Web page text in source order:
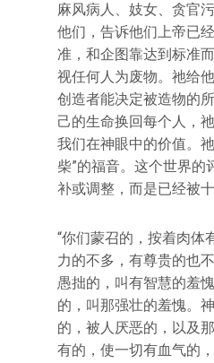
麻风病人、妓女、贪官
他们，告诉他们上帝已
准，和企图靠达到标准
视任何人为废物。祂给
创造者能决定被造物的
己的生命换回每个人，
我们在神眼中的价值。
柴”的福音。这个世界的
补或调整，而是已经被
“你们蒙召的，按着肉体
力的不多，有尊贵的也
愚拙的，叫有智慧的羞
的，叫那强壮的羞愧。
的，被人厌恶的，以及
有的，使一切有血气的